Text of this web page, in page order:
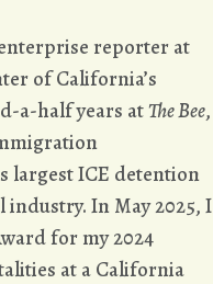
reporter at
of California’s
a-half years atThe Bee,
largest ICE detention
In May 2025, I
for my 2024
at a California